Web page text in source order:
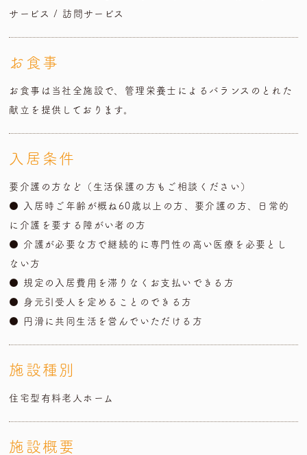
サービス / 訪問サービス
お食事
お食事は当社全施設で、管理栄養士によるバランスのとれた
献立を提供しております。
入居条件
要介護の方など（生活保護の方もご相談ください）
● 入居時ご年齢が概ね60歳以上の方、要介護の方、日常的
に介護を要する障がい者の方
● 介護が必要な方で継続的に専門性の高い医療を必要とし
ない方
● 規定の入居費用を滞りなくお支払いできる方
● 身元引受人を定めることのできる方
● 円滑に共同生活を営んでいただける方
施設種別
住宅型有料老人ホーム
施設概要